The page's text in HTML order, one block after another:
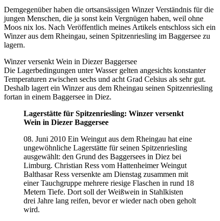
Demgegenüber haben die ortsansässigen Winzer Verständnis für die
jungen Menschen, die ja sonst kein Vergnügen haben, weil ohne
Moos nix los. Nach Veröffentlich meines Artikels entschloss sich ein
Winzer aus dem Rheingau, seinen Spitzenriesling im Baggersee zu
lagern.
Winzer versenkt Wein in Diezer Baggersee
Die Lagerbedingungen unter Wasser gelten angesichts konstanter
Temperaturen zwischen sechs und acht Grad Celsius als sehr gut.
Deshalb lagert ein Winzer aus dem Rheingau seinen Spitzenriesling
fortan in einem Baggersee in Diez.
Lagerstätte für Spitzenriesling: Winzer versenkt
Wein in Diezer Baggersee
08. Juni 2010 Ein Weingut aus dem Rheingau hat eine
ungewöhnliche Lagerstätte für seinen Spitzenriesling
ausgewählt: den Grund des Baggersees in Diez bei
Limburg. Christian Ress vom Hattenheimer Weingut
Balthasar Ress versenkte am Dienstag zusammen mit
einer Tauchgruppe mehrere riesige Flaschen in rund 18
Metern Tiefe. Dort soll der Weißwein in Stahlkisten
drei Jahre lang reifen, bevor er wieder nach oben geholt
wird.